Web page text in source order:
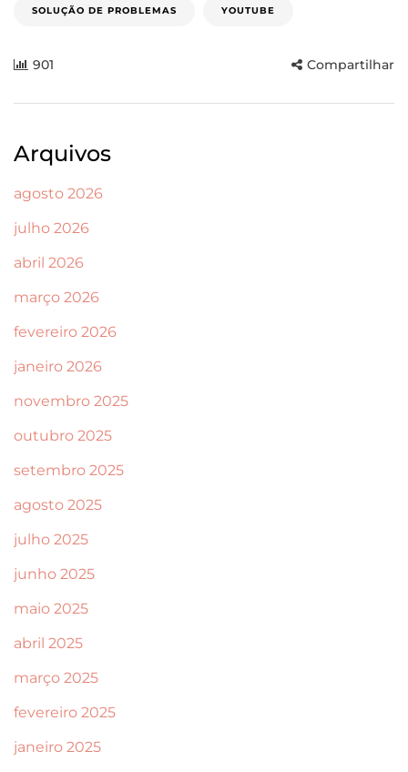
SOLUÇÃO DE PROBLEMAS YOUTUBE
901 Compartilhar
Arquivos
agosto 2026
julho 2026
abril 2026
março 2026
fevereiro 2026
janeiro 2026
novembro 2025
outubro 2025
setembro 2025
agosto 2025
julho 2025
junho 2025
maio 2025
abril 2025
março 2025
fevereiro 2025
janeiro 2025